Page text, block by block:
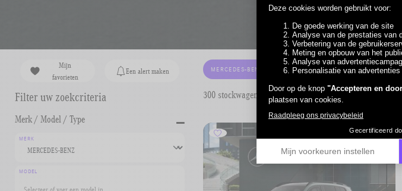
Mijn
favorieten
Een alert maken
Filter uw zoekcriteria
Merk / Model / Type -
MERK
MODEL
MERCEDES-BENZ
300 stockwagens die aan uw zoekopdracht beantwoorden